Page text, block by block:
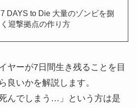
7 DAYS to Die 大量のゾンビを捌
く迎撃拠点の作り方
ヤーが7日間生き残ることを目
良いかを解説します。
んでしまう…」という方は是